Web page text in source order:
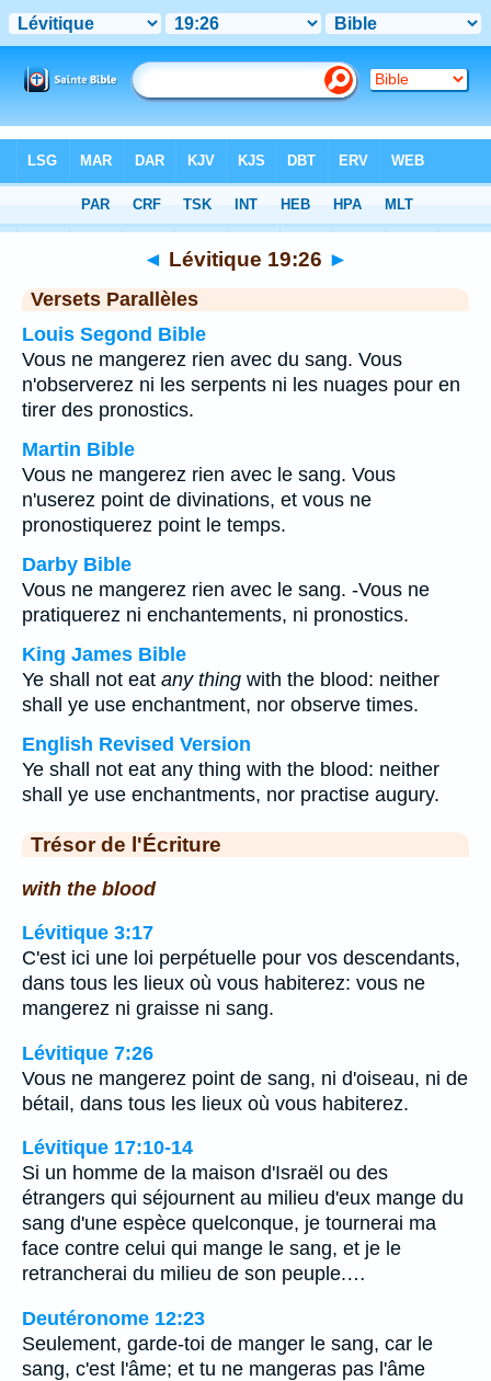
Chapitre 19 > Verset 26
◄ Lévitique 19:26 ►
Versets Parallèles
Louis Segond Bible
Vous ne mangerez rien avec du sang. Vous
n'observerez ni les serpents ni les nuages pour en
tirer des pronostics.
Martin Bible
Vous ne mangerez rien avec le sang. Vous
n'userez point de divinations, et vous ne
pronostiquerez point le temps.
Darby Bible
Vous ne mangerez rien avec le sang. -Vous ne
pratiquerez ni enchantements, ni pronostics.
King James Bible
Ye shall not eat any thing with the blood: neither
shall ye use enchantment, nor observe times.
English Revised Version
Ye shall not eat any thing with the blood: neither
shall ye use enchantments, nor practise augury.
Trésor de l'Écriture
with the blood
Lévitique 3:17
C'est ici une loi perpétuelle pour vos descendants,
dans tous les lieux où vous habiterez: vous ne
mangerez ni graisse ni sang.
Lévitique 7:26
Vous ne mangerez point de sang, ni d'oiseau, ni de
bétail, dans tous les lieux où vous habiterez.
Lévitique 17:10-14
Si un homme de la maison d'Israël ou des
étrangers qui séjournent au milieu d'eux mange du
sang d'une espèce quelconque, je tournerai ma
face contre celui qui mange le sang, et je le
retrancherai du milieu de son peuple.…
Deutéronome 12:23
Seulement, garde-toi de manger le sang, car le
sang, c'est l'âme; et tu ne mangeras pas l'âme